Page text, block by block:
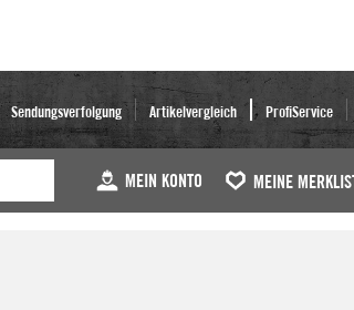
Sendungsverfolgung Artikelvergleich ProfiService
MEIN KONTO MEINE